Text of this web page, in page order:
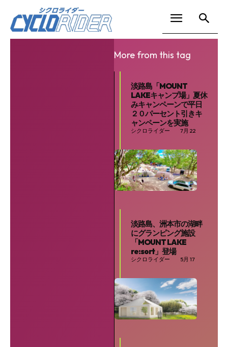
More from this tag
淡路島「MOUNT
LAKEキャンプ場」夏休
みキャンペーンで平日
２０パーセント引きキ
ャンペーンを実施
シクロライダー 7月 22
淡路島、洲本市の湖畔
にグランピング施設
「MOUNT LAKE
re:sort」登場
シクロライダー 5月 17